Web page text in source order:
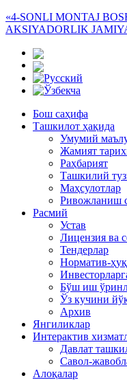
«4-SONLI MONTAJ
AKSIYADORLIK
Бош саҳифа
Ташкилот ҳақида
Умумий
Жамият
Раҳбарият
Ташкилий
Маҳсулотлар
Ривожланиш
Расмий
Устав
Лицензия ва
Тендерлар
Норматив-
Бўш иш
Ўз кучини
Архив
Янгиликлар
Интерактив
Давлат
Савол-
Алоқалар